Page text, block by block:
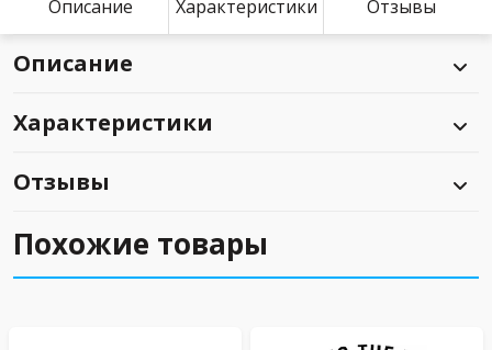
Описание Характеристики Отзывы
Описание
Характеристики
Отзывы
Похожие товары